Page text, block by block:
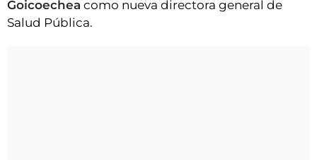
Goicoechea como nueva directora general de
Salud Pública.